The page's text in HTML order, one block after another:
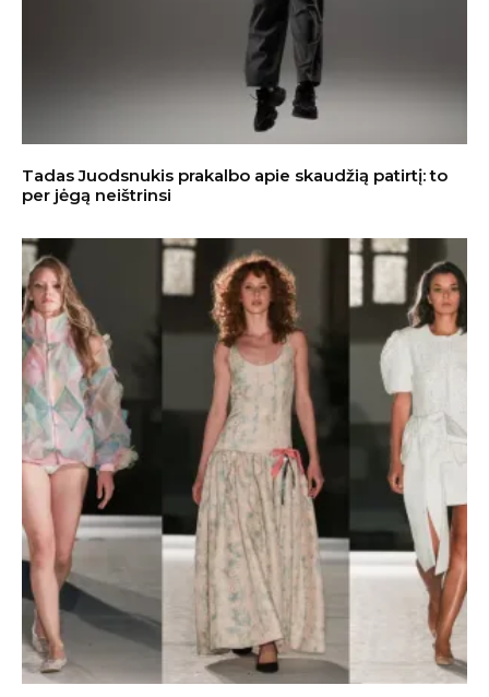
Tadas Juodsnukis prakalbo apie skaudžią patirtį: to
per jėgą neištrinsi